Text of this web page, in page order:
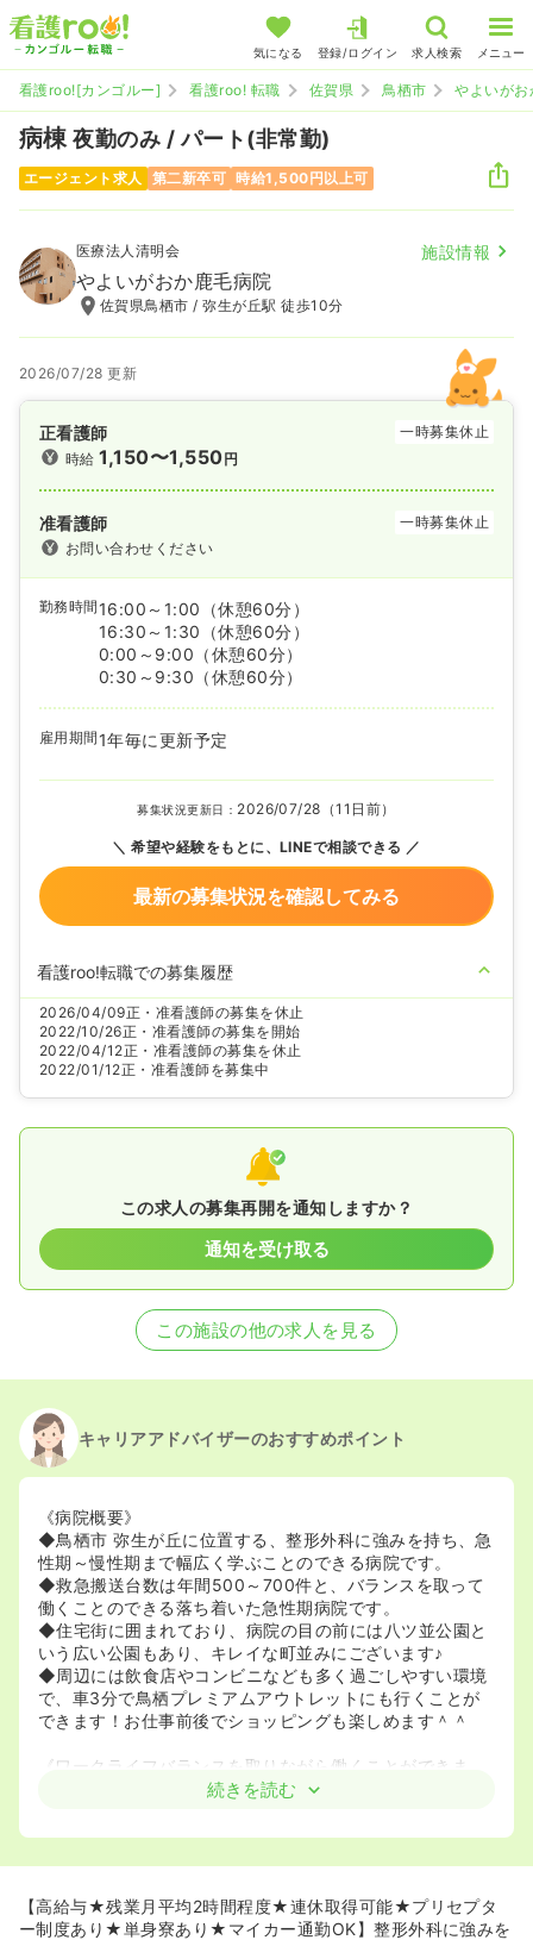
気になる 登録/ログイン 求人検索 メニュー
看護roo![カンゴルー] 看護roo! 転職 佐賀県 鳥栖市 やよいが
病棟夜勤のみ / パート(非常勤)
エージェント求人 第二新卒可 時給1,500円以上可
医療法人清明会 施設情報
やよいがおか鹿毛病院
佐賀県鳥栖市 / 弥生が丘駅 徒歩10分
2026/07/28 更新
正看護師
一時募集休止
時給1,150〜1,550円
准看護師
一時募集休止
お問い合わせください
勤務時間 16:00～1:00
（休憩60分）
16:30～1:30
（休憩60分）
0:00～9:00 （休憩60分）
0:30～9:30 （休憩60分）
雇用期間 1年毎に更新予定
募集状況更新日： 2026/07/28（11日前）
希望や経験をもとに、LINEで相談できる
最新の募集状況を確認してみる
看護roo!転職での募集履歴
2026/04/09正・准看護師の募集を休止
2022/10/26正・准看護師の募集を開始
2022/04/12正・准看護師の募集を休止
2022/01/12正・准看護師を募集中
この求人の募集再開を通知しますか？
通知を受け取る
この施設の他の求人を見る
キャリアアドバイザーのおすすめポイント
《病院概要》
◆鳥栖市 弥生が丘に位置する、整形外科に強みを持ち、急
性期～慢性期まで幅広く学ぶことのできる病院です。
◆救急搬送台数は年間500～700件と、バランスを取って
働くことのできる落ち着いた急性期病院です。
◆住宅街に囲まれており、病院の目の前には八ツ並公園と
いう広い公園もあり、キレイな町並みにございます♪
◆周辺には飲食店やコンビニなども多く過ごしやすい環境
で、車3分で鳥栖プレミアムアウトレットにも行くことが
できます！お仕事前後でショッピングも楽しめます＾＾
《ワークライフバランスを取りながら働くことができま
ですと年間通して一番多い方でも月平均10時間程度と、院
います。公休と繋げて7連休等にして海外旅行に行かれる
方もいらっしゃります♪
続きを読む
【高給与★残業月平均2時間程度★連休取得可能★プリセプタ
ー制度あり★単身寮あり★マイカー通勤OK】整形外科に強みを